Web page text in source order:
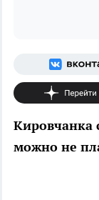
Кировчанка
можно не